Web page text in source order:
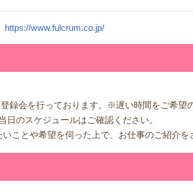
https://www.fulcrum.co.jp/
録会を行っております。※遅い時間をご希望
のスケジュールはご確認ください。
ことや希望を伺った上で、お仕事のご紹介を